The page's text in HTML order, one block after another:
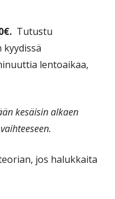
Tutustu
lentoaikaa,
kesäisin alkaen
jos halukkaita